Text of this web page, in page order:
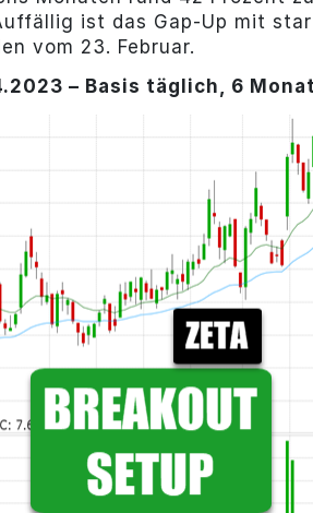
ist das Gap-Up mit
vom 23. Februar.
– Basis täglich, 6